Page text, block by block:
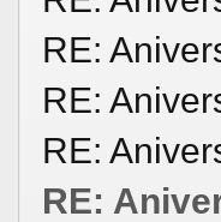
RE:
RE:
RE:
RE: